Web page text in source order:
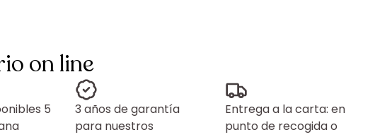
on line
5
3 años de garantía
para nuestros
Entrega a la carta: en
punto de recogida o